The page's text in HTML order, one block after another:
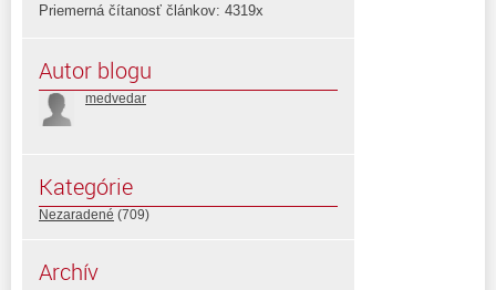
Priemerná čítanosť článkov: 4319x
Autor blogu
medvedar
Kategórie
Nezaradené (709)
Archív